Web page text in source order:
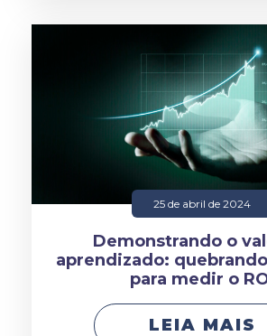
25 de abril de 2024
Demonstrando o
aprendizado:
para medir o
LEIA MAIS